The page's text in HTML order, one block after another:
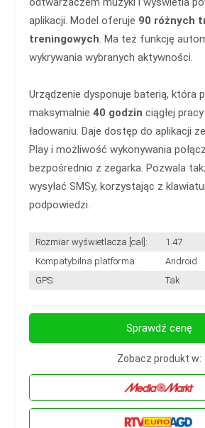
aplikacji. Model oferuje 90 różnych
treningowych. Ma też funkcję
wykrywania wybranych aktywności.
Urządzenie dysponuje baterią, która
maksymalnie 40 godzin ciągłej
ładowaniu. Daje dostęp do aplikacji
Play i możliwość wykonywania
bezpośrednio z zegarka. Pozwala
wysyłać SMSy, korzystając z
podpowiedzi.
Rozmiar wyświetlacza [cal]:
1.47
Kompatybilna platforma:
Android
GPS:
Tak
Sprawdź cenę
Zobacz produkt w: